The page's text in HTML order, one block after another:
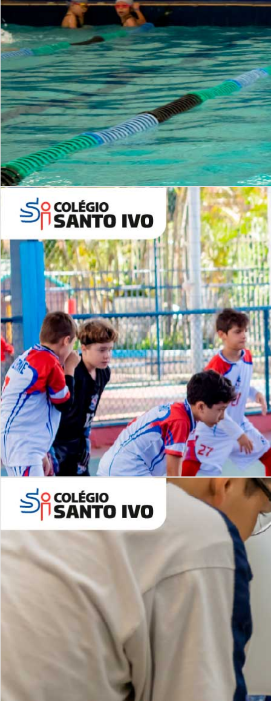
Período Integral | Saiba mais
Desafios | Saiba mais
INSTITUCIONAL
Lista de vídeos
NOSSOCANAL